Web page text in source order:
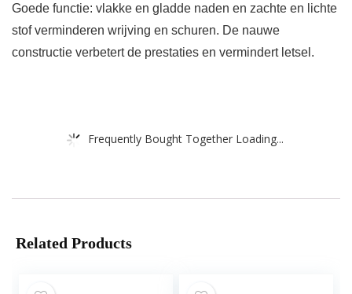
Goede functie: vlakke en gladde naden en zachte en lichte
stof verminderen wrijving en schuren. De nauwe
constructie verbetert de prestaties en vermindert letsel.
Frequently Bought Together Loading...
Related Products